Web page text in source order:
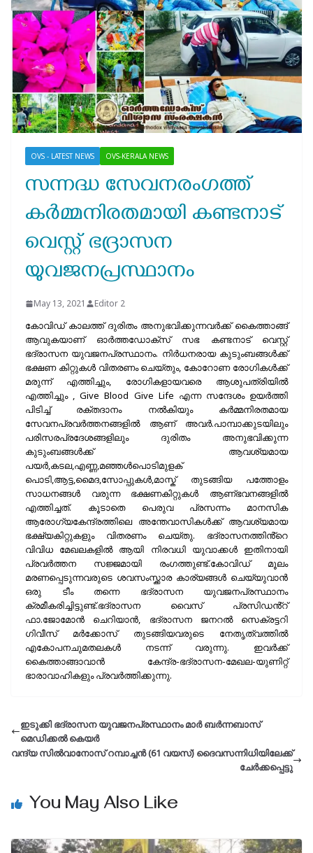
OVS - LATEST NEWS OVS-KERALA NEWS
സന്നദ്ധ സേവനരംഗത്ത്
കർമ്മനിരതമായി കണ്ടനാട്
വെസ്റ്റ് ഭദ്രാസന
യുവജനപ്രസ്ഥാനം
May 13, 2021 Editor 2
കോവിഡ് കാലത്ത് ദുരിതം അനുഭവിക്കുന്നവർക്ക് കൈത്താങ്ങ്
ആവുകയാണ് ഓർത്തഡോക്സ് സഭ കണ്ടനാട് വെസ്റ്റ്
ഭദ്രാസന യുവജനപ്രസ്ഥാനം. നിർധനരായ കുടുംബങ്ങൾക്ക്
ഭക്ഷണ കിറ്റുകൾ വിതരണം ചെയ്തും, കോറോണ രോഗികൾക്ക്
മരുന്ന് എത്തിച്ചും, രോഗികളായവരെ ആശുപത്രിയിൽ
എത്തിച്ചും , Give Blood Give Life എന്ന സന്ദേശം ഉയർത്തി
പിടിച്ച് രക്തദാനം നൽകിയും കർമ്മനിരതമായ
സേവനപ്രവർത്തനങ്ങളിൽ ആണ് അവർ.പാമ്പാക്കുടയിലും
പരിസരപ്രദേശങ്ങളിലും ദുരിതം അനുഭവിക്കുന്ന
കുടുംബങ്ങൾക്ക് ആവശ്യമായ
പയർ,കടല,എണ്ണ,മഞ്ഞൾപൊടിമുളക്
പൊടി,ആട്ട,മൈദ,സോപ്പുകൾ,മാസ്ക് തുടങ്ങിയ പത്തോളം
സാധനങ്ങൾ വരുന്ന ഭക്ഷണകിറ്റുകൾ ആണ്ഭവനങ്ങളിൽ
എത്തിച്ചത്. കൂടാതെ പെരുവ പ്രസന്നം മാനസിക
ആരോഗ്യകേന്ദ്രത്തിലെ അന്തേവാസികൾക്ക് ആവശ്യമായ
ഭക്ഷ്യകിറ്റുകളും വിതരണം ചെയ്തു. ഭദ്രാസനത്തിൻ്റെ
വിവിധ മേഖലകളിൽ ആയി നിരവധി യുവാക്കൾ ഇതിനായി
പ്രവർത്തന സജ്ജമായി രംഗത്തുണ്ട്.കോവിഡ് മൂലം
മരണപ്പെടുന്നവരുടെ ശവസംസ്ക്കാര കാര്യങ്ങൾ ചെയ്യുവാൻ
ഒരു ടീം തന്നെ ഭദ്രാസന യുവജനപ്രസ്ഥാനം
ക്രമീകരിച്ചിട്ടുണ്ട്.ഭദ്രാസന വൈസ് പ്രസിഡൻ്റ്
ഫാ.ജോമോൻ ചെറിയാൻ, ഭദ്രാസന ജനറൽ സെക്രട്ടറി
ഗിവീസ് മർക്കോസ് തുടങ്ങിയവരുടെ നേതൃത്വത്തിൽ
എകോപനചുമതലകൾ നടന്ന് വരുന്നു. ഇവർക്ക്
കൈത്താങ്ങാവാൻ കേന്ദ്ര-ഭദ്രാസന-മേഖല-യുണിറ്റ്
ഭാരാവാഹികളും പ്രവർത്തിക്കുന്നു.
ഇടുക്കി ഭദ്രാസന യുവജനപ്രസ്ഥാനം മാർ ബർന്നബാസ്
മെഡിക്കൽ കെയർ
വന്ദ്യ സിൽവാനോസ് റമ്പാച്ചൻ (61 വയസ്) ദൈവസന്നിധിയിലേക്ക്‌
ചേർക്കപ്പെട്ടു
You May Also Like